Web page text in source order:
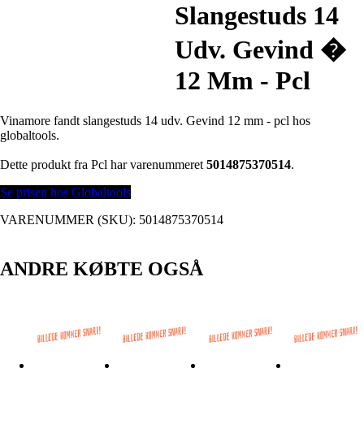
Slangestuds 14
Udv. Gevind �
12 Mm - Pcl
Vinamore fandt slangestuds 14 udv. Gevind 12 mm - pcl hos
globaltools.
Dette produkt fra Pcl har varenummeret 5014875370514.
Se prisen hos Globaltools
VARENUMMER (SKU): 5014875370514
ANDRE KØBTE OGSÅ